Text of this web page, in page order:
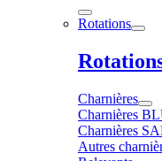
Rotations
Charnières
Charnières
Charnières
Autres